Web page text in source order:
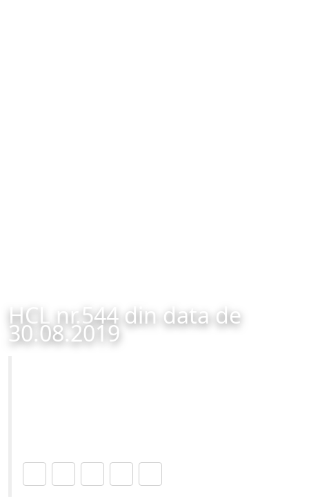
HCL nr.544 din data de
30.08.2019